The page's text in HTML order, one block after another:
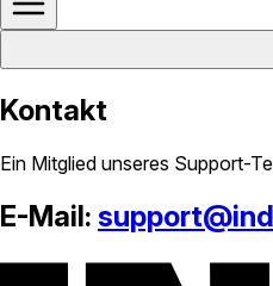
Kontakt
Ein Mitglied unseres Support-
E-Mail: